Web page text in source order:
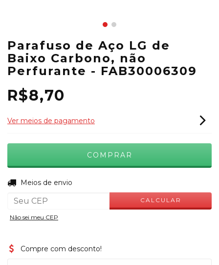
Parafuso de Aço LG de
Baixo Carbono, não
Perfurante - FAB30006309
R$8,70
Ver meios de pagamento
Entregas para o CEP:
Meios de envio
CALCULAR
Não sei meu CEP
Compre com desconto!